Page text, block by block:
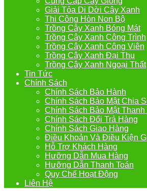
Giải Tỏa Di Dời Cây Xanh
Thi Công Hòn Non Bộ
Trồng Cây Xanh Bóng Mát
Trồng Cây Xanh Công Trình
Trồng Cây Xanh Công Viên
Trồng Cây Xanh Đại Thụ
Trồng Cây Xanh Ngoại Thất
Tin Tức
Chính Sách
Chính Sách Bảo Hành
Chính Sách Bảo Mật Chia
Chính Sách Bảo Mật Thanh
Chính Sách Đổi Trả Hàng
Chính Sách Giao Hàng
Điều Khoản Và Điều Kiện
Hỗ Trợ Khách Hàng
Hưỡng Dẫn Mua Hàng
Hưỡng Dẫn Thanh Toán
Quy Chế Hoạt Động
Liên Hệ